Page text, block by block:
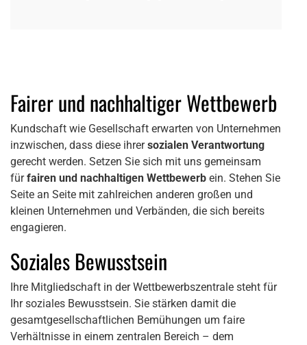
Fairer und nachhaltiger Wettbewerb
Kundschaft wie Gesellschaft erwarten von Unternehmen
inzwischen, dass diese ihrersozialen Verantwortung
gerecht werden. Setzen Sie sich mit uns gemeinsam
fürfairen und nachhaltigen Wettbewerb ein. Stehen Sie
Seite an Seite mit zahlreichen anderen großen und
kleinen Unternehmen und Verbänden, die sich bereits
engagieren.
Soziales Bewusstsein
Ihre Mitgliedschaft in der Wettbewerbszentrale steht für
Ihr soziales Bewusstsein. Sie stärken damit die
gesamtgesellschaftlichen Bemühungen um faire
Verhältnisse in einem zentralen Bereich – dem